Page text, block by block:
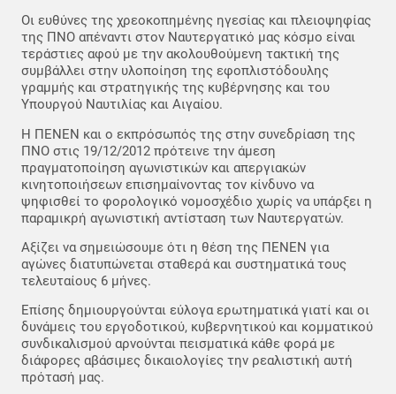
Οι ευθύνες της χρεοκοπημένης ηγεσίας και πλειοψηφίας
της ΠΝΟ απέναντι στον Ναυτεργατικό μας κόσμο είναι
τεράστιες αφού με την ακολουθούμενη τακτική της
συμβάλλει στην υλοποίηση της εφοπλιστόδουλης
γραμμής και στρατηγικής της κυβέρνησης και του
Υπουργού Ναυτιλίας και Αιγαίου.
Η ΠΕΝΕΝ και ο εκπρόσωπός της στην συνεδρίαση της
ΠΝΟ στις 19/12/2012 πρότεινε την άμεση
πραγματοποίηση αγωνιστικών και απεργιακών
κινητοποιήσεων επισημαίνοντας τον κίνδυνο να
ψηφισθεί το φορολογικό νομοσχέδιο χωρίς να υπάρξει η
παραμικρή αγωνιστική αντίσταση των Ναυτεργατών.
Αξίζει να σημειώσουμε ότι η θέση της ΠΕΝΕΝ για
αγώνες διατυπώνεται σταθερά και συστηματικά τους
τελευταίους 6 μήνες.
Επίσης δημιουργούνται εύλογα ερωτηματικά γιατί και οι
δυνάμεις του εργοδοτικού, κυβερνητικού και κομματικού
συνδικαλισμού αρνούνται πεισματικά κάθε φορά με
διάφορες αβάσιμες δικαιολογίες την ρεαλιστική αυτή
πρότασή μας.